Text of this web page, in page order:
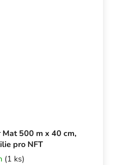
500 m x 40 cm,
pro NFT
(1 ks)